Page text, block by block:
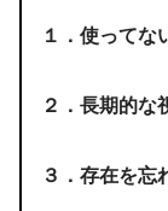
１．使ってな
２．長期的な
３．存在を忘